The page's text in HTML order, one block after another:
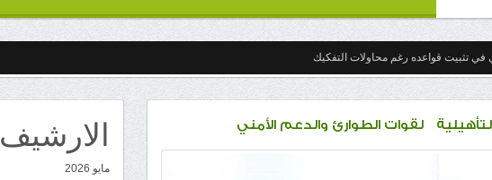
في تثبيت قواعده رغم محاولات التفكيك
لقوات الطوارئ والدعم الأمني الارشيف
مايو 2026